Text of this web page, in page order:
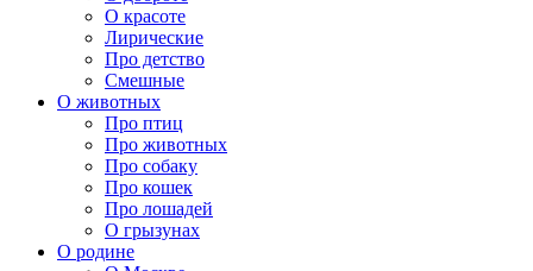
О красоте
Лирические
Про детство
Смешные
О животных
Про птиц
Про животных
Про собаку
Про кошек
Про лошадей
О грызунах
О родине